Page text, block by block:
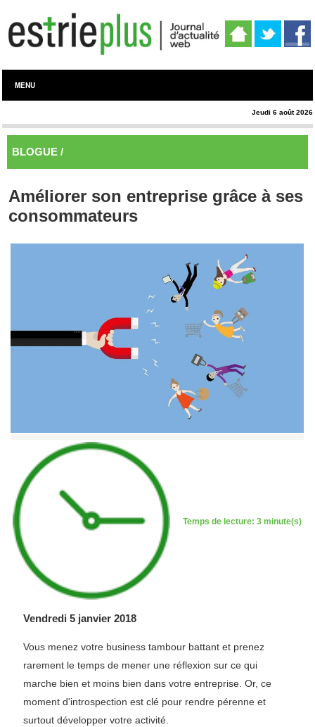
MENU
Jeudi 6 août 2026
BLOGUE /
Améliorer son entreprise grâce à ses
consommateurs
Temps de lecture: 3 minute(s)
Vendredi 5 janvier 2018
Vous menez votre business tambour battant et prenez
rarement le temps de mener une réflexion sur ce qui
marche bien et moins bien dans votre entreprise. Or, ce
moment d'introspection est clé pour rendre pérenne et
surtout développer votre activité.